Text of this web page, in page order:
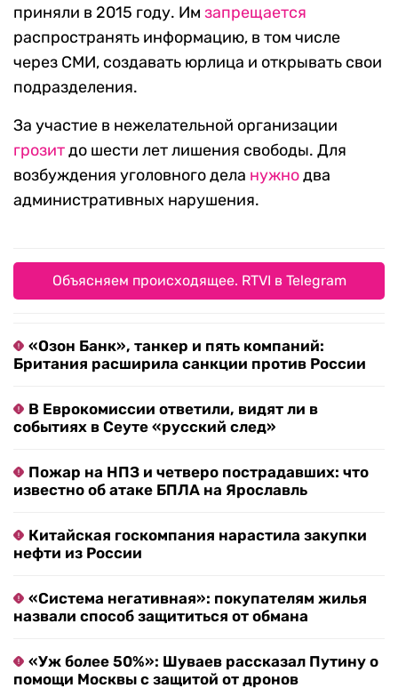
приняли в 2015 году. Им запрещается
распространять информацию, в том числе
через СМИ, создавать юрлица и открывать свои
подразделения.
За участие в нежелательной организации
грозитдо шести лет лишения свободы. Для
возбуждения уголовного дела нужнодва
административных нарушения.
Объясняем происходящее. RTVI в Telegram
«Озон Банк», танкер и пять компаний:
Британия расширила санкции против России
В Еврокомиссии ответили, видят ли в
событиях в Сеуте «русский след»
Пожар на НПЗ и четверо пострадавших: что
известно об атаке БПЛА на Ярославль
Китайская госкомпания нарастила закупки
нефти из России
«Система негативная»: покупателям жилья
назвали способ защититься от обмана
«Уж более 50%»: Шуваев рассказал Путину о
помощи Москвы с защитой от дронов